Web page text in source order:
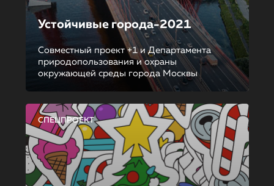
Устойчивые города-2021
Совместный проект +1 и Департамента
природопользования и охраны
окружающей среды города Москвы
СПЕЦПРОЕКТ